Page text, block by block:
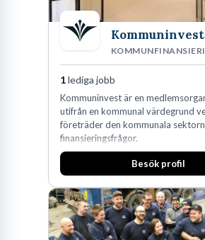
Kommuninvest
1lediga jobb
Kommuninvest är en
utifrån en kommunal värdegrund
företräder den kommunala
finansieringsfrågor.
Besök profil